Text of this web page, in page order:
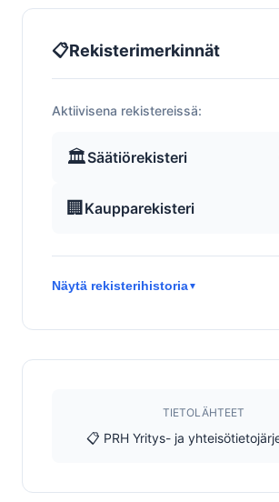
📋Rekisterimerkinnät
Aktiivisena rekistereissä:
🏛️Säätiörekisteri
🏢 Kaupparekisteri
Näytä rekisterihistoria▼
TIETOLÄHTEET
📋 PRH Yritys- ja